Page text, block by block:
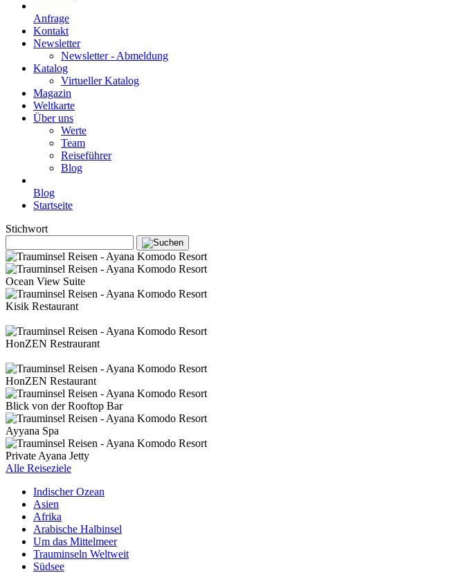
Anfrage
Kontakt
Newsletter
Newsletter - Abmeldung
Katalog
Virtueller Katalog
Magazin
Weltkarte
Über uns
Werte
Team
Reiseführer
Blog
Blog
Startseite
Stichwort
Ocean View Suite
Kisik Restaurant
HonZEN Restraurant
HonZEN Restaurant
Blick von der Rooftop Bar
Ayyana Spa
Private Ayana Jetty
Alle Reiseziele
Indischer Ozean
Asien
Afrika
Arabische Halbinsel
Um das Mittelmeer
Trauminseln Weltweit
Südsee